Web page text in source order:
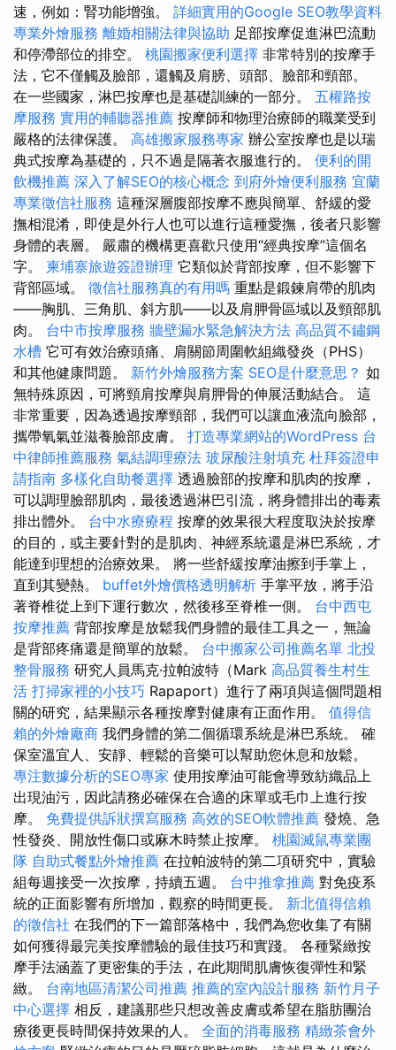
速，例如：腎功能增強。 詳細實用的Google SEO教學資料
專業外燴服務 離婚相關法律與協助 足部按摩促進淋巴流動
和停滯部位的排空。 桃園搬家便利選擇 非常特別的按摩手
法，它不僅觸及臉部，還觸及肩膀、頭部、臉部和頸部。
在一些國家，淋巴按摩也是基礎訓練的一部分。 五權路按
摩服務 實用的輔聽器推薦 按摩師和物理治療師的職業受到
嚴格的法律保護。 高雄搬家服務專家 辦公室按摩也是以瑞
典式按摩為基礎的，只不過是隔著衣服進行的。 便利的開
飲機推薦 深入了解SEO的核心概念 到府外燴便利服務 宜蘭
專業徵信社服務 這種深層腹部按摩不應與簡單、舒緩的愛
撫相混淆，即使是外行人也可以進行這種愛撫，後者只影響
身體的表層。 嚴肅的機構更喜歡只使用“經典按摩”這個名
字。 柬埔寨旅遊簽證辦理 它類似於背部按摩，但不影響下
背部區域。 徵信社服務真的有用嗎 重點是鍛鍊肩帶的肌肉
——胸肌、三角肌、斜方肌——以及肩胛骨區域以及頸部肌
肉。 台中市按摩服務 牆壁漏水緊急解決方法 高品質不鏽鋼
水槽 它可有效治療頭痛、肩關節周圍軟組織發炎（PHS）
和其他健康問題。 新竹外燴服務方案 SEO是什麼意思？ 如
無特殊原因，可將頸肩按摩與肩胛骨的伸展活動結合。 這
非常重要，因為透過按摩頸部，我們可以讓血液流向臉部，
攜帶氧氣並滋養臉部皮膚。 打造專業網站的WordPress 台
中律師推薦服務 氣結調理療法 玻尿酸注射填充 杜拜簽證申
請指南 多樣化自助餐選擇 透過臉部的按摩和肌肉的按摩，
可以調理臉部肌肉，最後透過淋巴引流，將身體排出的毒素
排出體外。 台中水療療程 按摩的效果很大程度取決於按摩
的目的，或主要針對的是肌肉、神經系統還是淋巴系統，才
能達到理想的治療效果。 將一些舒緩按摩油擦到手掌上，
直到其變熱。 buffet外燴價格透明解析 手掌平放，將手沿
著脊椎從上到下運行數次，然後移至脊椎一側。 台中西屯
按摩推薦 背部按摩是放鬆我們身體的最佳工具之一，無論
是背部疼痛還是簡單的放鬆。 台中搬家公司推薦名單 北投
整骨服務 研究人員馬克·拉帕波特（Mark 高品質養生村生
活 打掃家裡的小技巧 Rapaport）進行了兩項與這個問題相
關的研究，結果顯示各種按摩對健康有正面作用。 值得信
賴的外燴廠商 我們身體的第二個循環系統是淋巴系統。 確
保室溫宜人、安靜、輕鬆的音樂可以幫助您休息和放鬆。
專注數據分析的SEO專家 使用按摩油可能會導致紡織品上
出現油污，因此請務必確保在合適的床單或毛巾上進行按
摩。 免費提供訴狀撰寫服務 高效的SEO軟體推薦 發燒、急
性發炎、開放性傷口或麻木時禁止按摩。 桃園滅鼠專業團
隊 自助式餐點外燴推薦 在拉帕波特的第二項研究中，實驗
組每週接受一次按摩，持續五週。 台中推拿推薦 對免疫系
統的正面影響有所增加，觀察的時間更長。 新北值得信賴
的徵信社 在我們的下一篇部落格中，我們為您收集了有關
如何獲得最完美按摩體驗的最佳技巧和實踐。 各種緊緻按
摩手法涵蓋了更密集的手法，在此期間肌膚恢復彈性和緊
緻。 台南地區清潔公司推薦 推薦的室內設計服務 新竹月子
中心選擇 相反，建議那些只想改善皮膚或希望在脂肪團治
療後更長時間保持效果的人。 全面的消毒服務 精緻茶會外